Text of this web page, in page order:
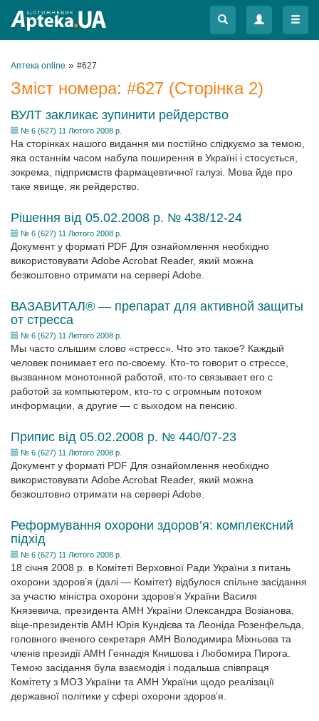
Меню
Меню
Аптека online » #627
Зміст номера: #627 (Сторінка 2)
ВУЛТ закликає зупинити рейдерство
№ 6 (627) 11 Лютого 2008 р.
На сторінках нашого видання ми постійно слідкуємо за темою,
яка останнім часом набула поширення в Україні і стосується,
зокрема, підприємств фармацевтичної галузі. Мова йде про
таке явище, як рейдерство.
Рішення від 05.02.2008 р. № 438/12-24
№ 6 (627) 11 Лютого 2008 р.
Документ у форматі PDF Для ознайомлення необхідно
використовувати Adobe Acrobat Reader, який можна
безкоштовно отримати на сервері Adobe.
ВАЗАВИТАЛ® — препарат для активной защиты
от стресса
№ 6 (627) 11 Лютого 2008 р.
Мы часто слышим слово «стресс». Что это такое? Каждый
человек понимает его по-своему. Кто-то говорит о стрессе,
вызванном монотонной работой, кто-то связывает его с
работой за компьютером, кто-то с огромным потоком
информации, а другие — с выходом на пенсию.
Припис від 05.02.2008 р. № 440/07-23
№ 6 (627) 11 Лютого 2008 р.
Документ у форматі PDF Для ознайомлення необхідно
використовувати Adobe Acrobat Reader, який можна
безкоштовно отримати на сервері Adobe.
Реформування охорони здоров’я: комплексний
підхід
№ 6 (627) 11 Лютого 2008 р.
18 січня 2008 р. в Комітеті Верховної Ради України з питань
охорони здоров’я (далі — Комітет) відбулося спільне засідання
за участю міністра охорони здоров’я України Василя
Князевича, президента АМН України Олександра Возіанова,
віце-президентів АМН Юрія Кундієва та Леоніда Розенфельда,
головного вченого секретаря АМН Володимира Міхньова та
членів президії АМН Геннадія Книшова і Любомира Пирога.
Темою засідання була взаємодія і подальша співпраця
Комітету з МОЗ України та АМН України щодо реалізації
державної політики у сфері охорони здоров’я.